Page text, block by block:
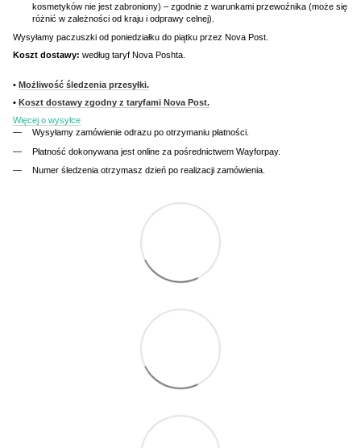
kosmetyków nie jest zabroniony) – zgodnie z warunkami przewoźnika (może się
różnić w zależności od kraju i odprawy celnej).
Wysyłamy paczuszki od poniedziałku do piątku przez Nova Post.
Koszt dostawy: według taryf Nova Poshta.
• Możliwość śledzenia przesyłki.
• Koszt dostawy zgodny z taryfami Nova Post.
Więcej o wysyłce
Wysyłamy zamówienie odrazu po otrzymaniu płatności.
Płatność dokonywana jest online za pośrednictwem Wayforpay.
Numer śledzenia otrzymasz dzień po realizacji zamówienia.